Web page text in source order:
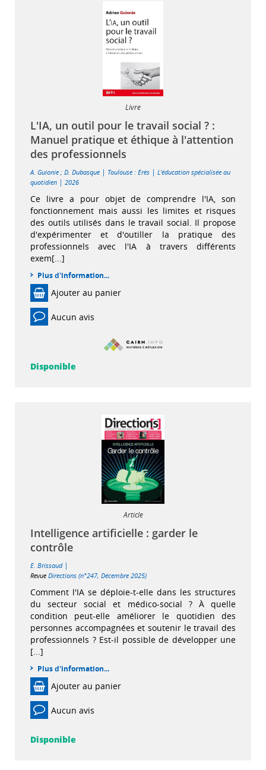
Livre
L'IA, un outil pour le travail social ? :
Manuel pratique et éthique à l'attention
des professionnels
A. Guionie ; D. Dubasque | Toulouse : Erès | L'éducation spécialisée au
quotidien | 2026
Ce livre a pour objet de comprendre l'IA, son
fonctionnement mais aussi les limites et risques
des outils utilisés dans le travail social. Il propose
d'expérimenter et d'outiller la pratique des
professionnels avec l'IA à travers différents
exem[...]
Plus d'information...
Ajouter au panier
Aucun avis
Disponible
Article
Intelligence artificielle : garder le
contrôle
E. Brissaud |
Revue Directions (n°247, Décembre 2025)
Comment l'IA se déploie-t-elle dans les structures
du secteur social et médico-social ? À quelle
condition peut-elle améliorer le quotidien des
personnes accompagnées et soutenir le travail des
professionnels ? Est-il possible de développer une
[...]
Plus d'information...
Ajouter au panier
Aucun avis
Disponible